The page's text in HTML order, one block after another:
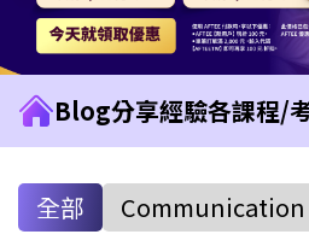
Blog分享經驗各課程/
全部 Communication